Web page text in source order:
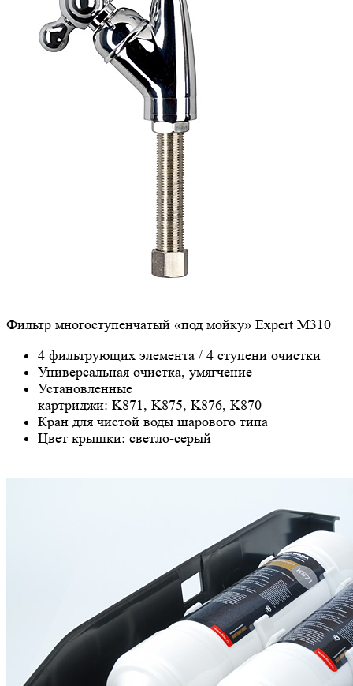
Фильтр многоступенчатый «под мойку» Expert M310
4 фильтрующих элемента / 4 ступени очистки
Универсальная очистка, умягчение
Установленные
картриджи: K871, K875, K876, K870
Кран для чистой воды шарового типа
Цвет крышки: светло-серый